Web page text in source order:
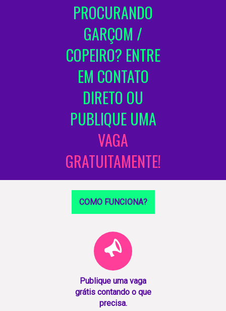
PROCURANDO
GARÇOM /
COPEIRO? ENTRE
EM CONTATO
DIRETO OU
PUBLIQUE UMA
VAGA
GRATUITAMENTE!
COMO FUNCIONA?
Publique uma vaga
grátis contando o que
precisa.